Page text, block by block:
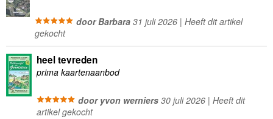
door Barbara31 juli 2026 | Heeft dit artikel
gekocht
heel tevreden
prima kaartenaanbod
door yvon werniers30 juli 2026 | Heeft dit
artikel gekocht